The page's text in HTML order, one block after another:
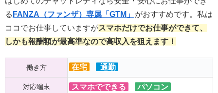
る FANZA（ファンザ）専属「GTM」 がおすすめです。私は
ココでお仕事していますがスマホだけでお仕事ができて、
しかも報酬額が最高準なので高収入を狙えます！
働き方 在宅 通勤
対応端末 スマホでできる パソコン